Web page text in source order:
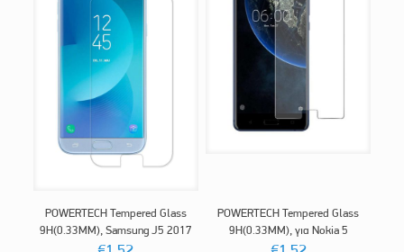
POWERTECH Tempered Glass
9H(0.33MM), Samsung J5 2017
POWERTECH Tempered Glass
9H(0.33MM), για Nokia 5